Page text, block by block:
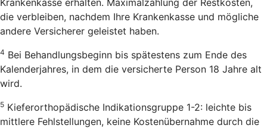
die verbleiben, nachdem Ihre Krankenkasse und mögliche
andere Versicherer geleistet haben.
4 Bei Behandlungsbeginn bis spätestens zum Ende des
Kalenderjahres, in dem die versicherte Person 18 Jahre alt
wird.
5 Kieferorthopädische Indikationsgruppe 1-2: leichte bis
mittlere Fehlstellungen, keine Kostenübernahme durch die